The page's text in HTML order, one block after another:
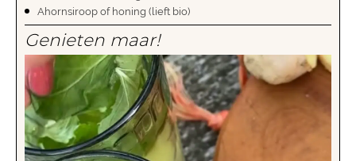
Ahornsiroop of honing (lieft bio)
Genieten maar!